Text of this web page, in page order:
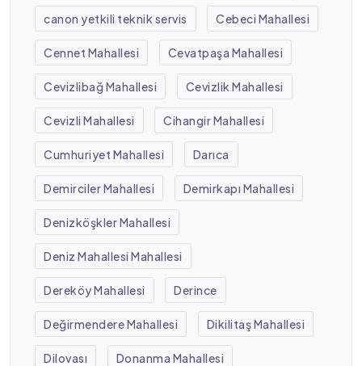
canon yetkili teknik servis Cebeci Mahallesi
Cennet Mahallesi Cevatpaşa Mahallesi
Cevizlibağ Mahallesi Cevizlik Mahallesi
Cevizli Mahallesi Cihangir Mahallesi
Cumhuriyet Mahallesi Darıca
Demirciler Mahallesi Demirkapı Mahallesi
Denizköşkler Mahallesi
Deniz Mahallesi Mahallesi
Dereköy Mahallesi Derince
Değirmendere Mahallesi Dikilitaş Mahallesi
Dilovası Donanma Mahallesi